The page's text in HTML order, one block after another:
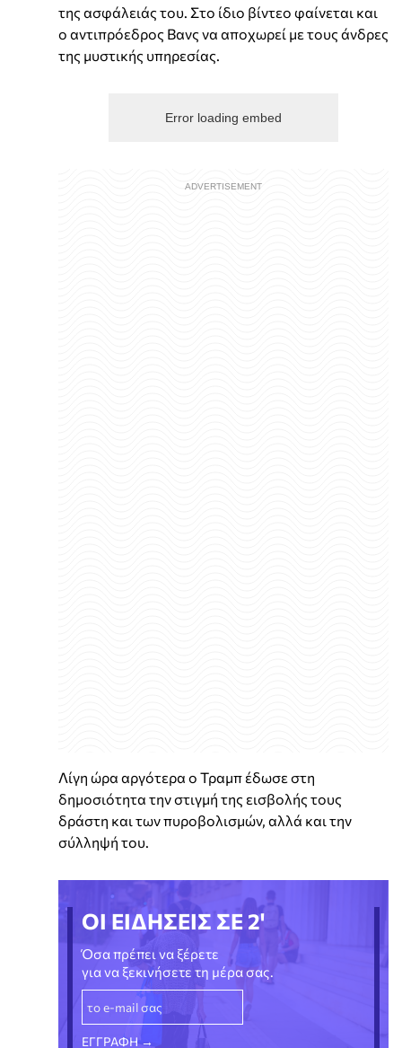
της ασφάλειάς του. Στο ίδιο βίντεο φαίνεται και
ο αντιπρόεδρος Βανς να αποχωρεί με τους άνδρες
της μυστικής υπηρεσίας.
Error loading embed
Λίγη ώρα αργότερα ο Τραμπ έδωσε στη
δημοσιότητα την στιγμή της εισβολής τους
δράστη και των πυροβολισμών, αλλά και την
σύλληψή του.
ΟΙ ΕΙΔΗΣΕΙΣ ΣΕ 2'
Όσα πρέπει να ξέρετε
για να ξεκινήσετε τη μέρα σας.